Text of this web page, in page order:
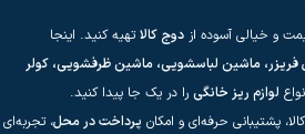
و خیالی آسوده از دوج کالاتهیه کنید. اینجا
فریزر، ماشین لباسشویی، ماشین ظرفشویی، کولر
لوازم ریز خانگی را در یک جا پیدا کنید.
پشتیبانی حرفه‌ای و امکان پرداخت در محل، تجربه‌ای